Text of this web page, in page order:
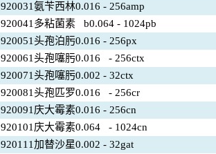
920031氨苄西林0.016 - 256amp
920041多粘菌素 b0.064 - 1024pb
920051头孢泊肟0.016 - 256px
920061头孢噻肟0.016 - 256ctx
920071头孢噻肟0.002 - 32ctx
920081头孢匹罗0.016 - 256cr
920091庆大霉素0.016 - 256cn
920101庆大霉素0.064 - 1024cn
920111加替沙星0.002 - 32gat